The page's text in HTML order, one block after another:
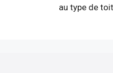
au type de